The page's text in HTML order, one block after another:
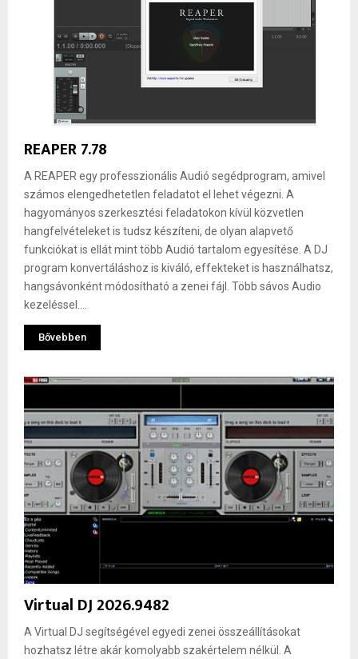
REAPER 7.78
A REAPER egy professzionális Audió segédprogram, amivel
számos elengedhetetlen feladatot el lehet végezni. A
hagyományos szerkesztési feladatokon kívül közvetlen
hangfelvételeket is tudsz készíteni, de olyan alapvető
funkciókat is ellát mint több Audió tartalom egyesítése. A DJ
program konvertáláshoz is kiváló, effekteket is használhatsz,
hangsávonként módosítható a zenei fájl. Több sávos Audio
kezeléssel....
Bővebben
Virtual DJ 2026.9482
A Virtual DJ segítségével egyedi zenei összeállításokat
hozhatsz létre akár komolyabb szakértelem nélkül. A